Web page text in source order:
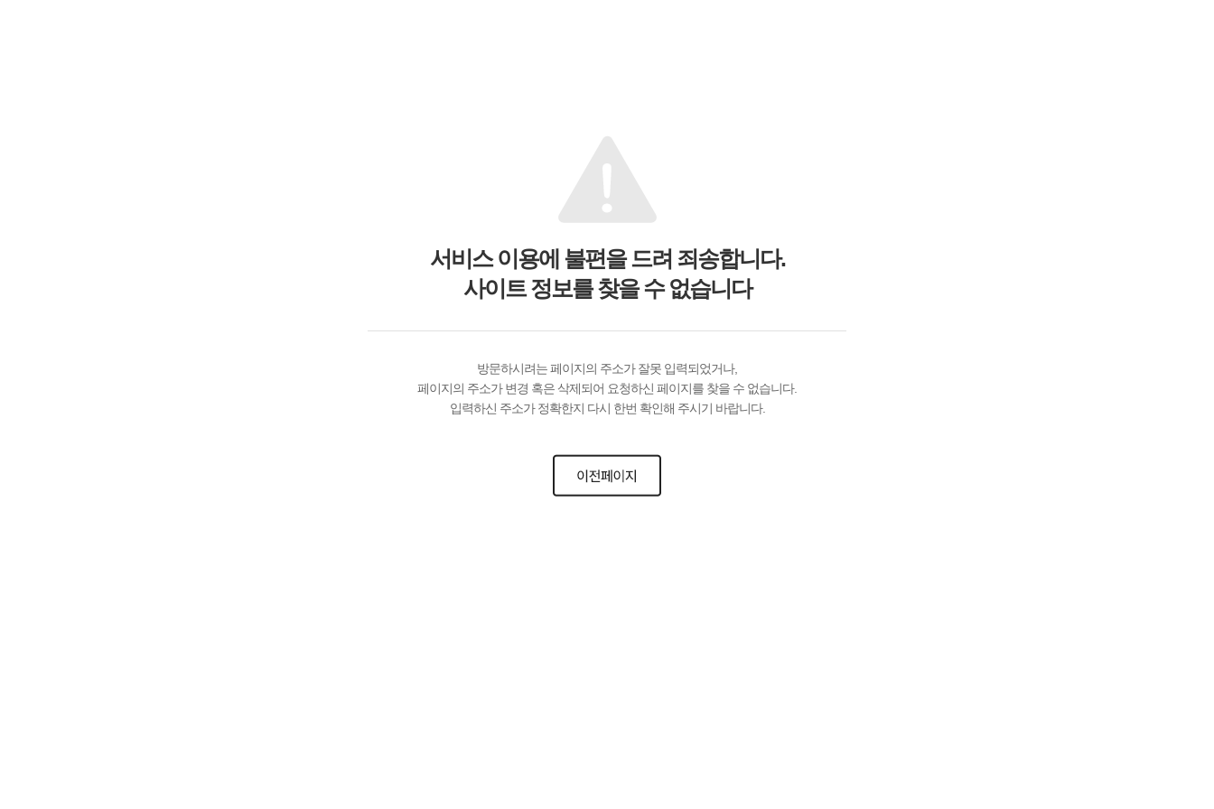
서비스 이용에 불편을 드려 죄송합니다.
사이트 정보를 찾을 수 없습니다
방문하시려는 페이지의 주소가 잘못 입력되었거나,
페이지의 주소가 변경 혹은 삭제되어 요청하신 페이지를 찾을 수 없습니다.
입력하신 주소가 정확한지 다시 한번 확인해 주시기 바랍니다.